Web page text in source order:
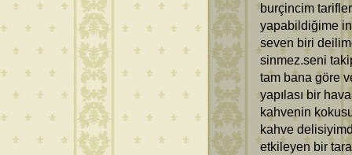
burçincim
yapabildiğime
seven biri
sinmez.seni
tam bana göre
yapılası bir
kahvenin
kahve
etkileyen bir